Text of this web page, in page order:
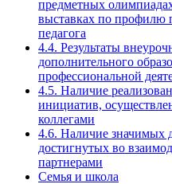
предметных
выставках по профилю
педагога
4.4. Результаты
дополнительного
профессиональной
4.5. Наличие
инициатив,
коллегами
4.6. Наличие значимых
достигнутых во
партнерами
Семья и школа